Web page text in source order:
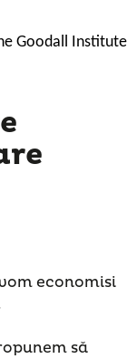
Goodall Institute
economisi
să